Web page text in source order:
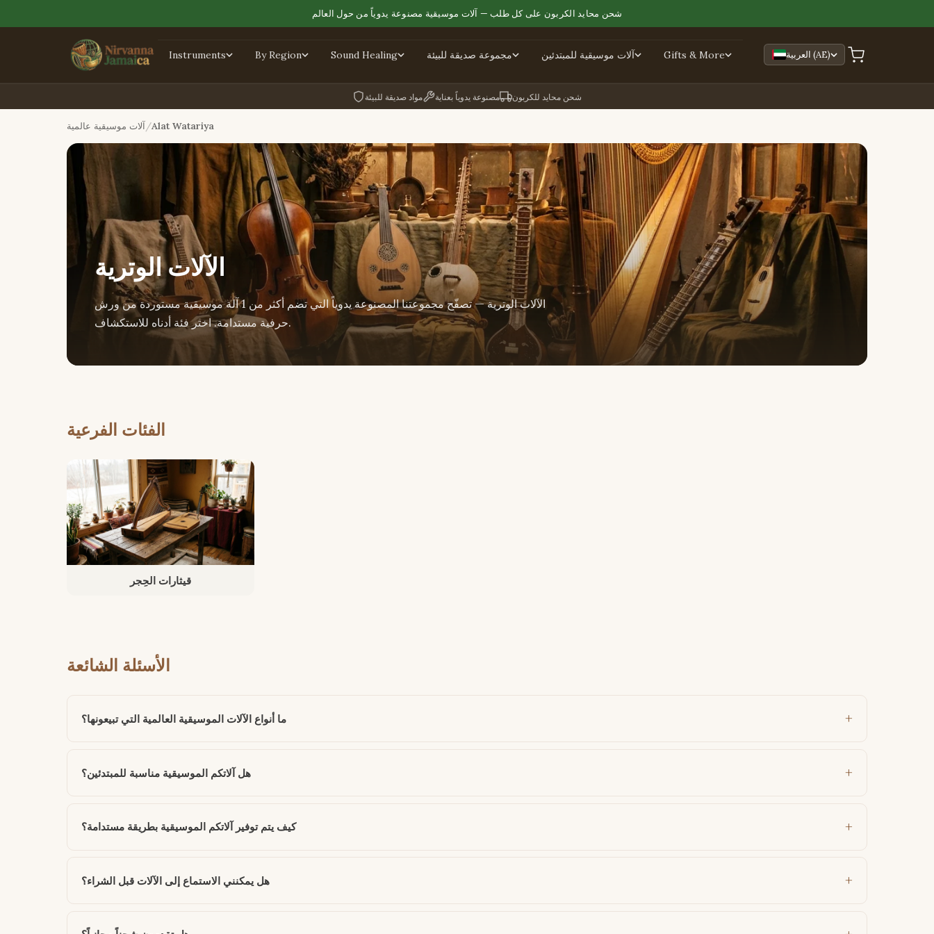
شحن محايد الكربون على كل طلب — آلات موسيقية مصنوعة يدوياً من حول العالم
Instruments By Region Sound Healing مجموعة صديقة للبيئة آلات موسيقية للمبتدئين Gifts & More العربية (AE)
مواد صديقة للبيئة مصنوعة يدوياً بعناية شحن محايد للكربون
آلات موسيقية عالمية Alat Watariya
الآلات الوترية
الآلات الوترية — تصفّح مجموعتنا المصنوعة يدوياً التي تضم أكثر من 1 آلة موسيقية مستوردة من ورش
حرفية مستدامة. اختر فئة أدناه للاستكشاف.
الفئات الفرعية
قيثارات الحِجر
الأسئلة الشائعة
ما أنواع الآلات الموسيقية العالمية التي تبيعونها؟
هل آلاتكم الموسيقية مناسبة للمبتدئين؟
كيف يتم توفير آلاتكم الموسيقية بطريقة مستدامة؟
هل يمكنني الاستماع إلى الآلات قبل الشراء؟